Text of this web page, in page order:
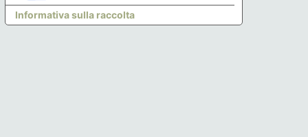
Informativa sulla raccolta